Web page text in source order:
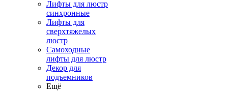
Лифты для люстр
синхронные
Лифты для
сверхтяжелых
люстр
Самоходные
лифты для люстр
Декор для
подъемников
Ещё